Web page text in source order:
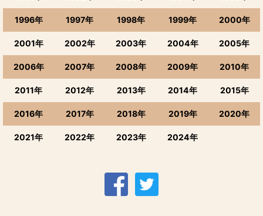
1996年 1997年 1998年 1999年 2000年
2001年 2002年 2003年 2004年 2005年
2006年 2007年 2008年 2009年 2010年
2011年 2012年 2013年 2014年 2015年
2016年 2017年 2018年 2019年 2020年
2021年 2022年 2023年 2024年